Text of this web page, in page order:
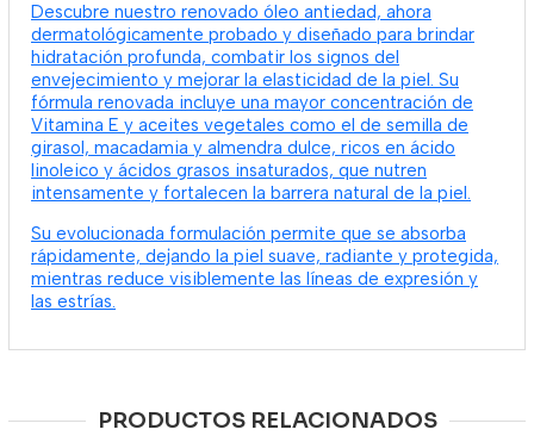
Descubre nuestro renovado óleo antiedad, ahora
dermatológicamente probado y diseñado para brindar
hidratación profunda, combatir los signos del
envejecimiento y mejorar la elasticidad de la piel. Su
fórmula renovada incluye una mayor concentración de
Vitamina E y aceites vegetales como el de semilla de
girasol, macadamia y almendra dulce, ricos en ácido
linoleico y ácidos grasos insaturados, que nutren
intensamente y fortalecen la barrera natural de la piel.
Su evolucionada formulación permite que se absorba
rápidamente, dejando la piel suave, radiante y protegida,
mientras reduce visiblemente las líneas de expresión y
las estrías.
PRODUCTOS RELACIONADOS